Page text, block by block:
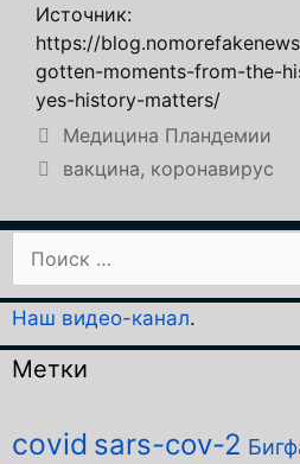
Источник:
https://
gotten-moments-from-the-
yes-history-matters/
Рубрики
Медицина Пландемии
Метки
вакцина, коронавирус
Наш видео-канал.
Метки
covid sars-cov-2